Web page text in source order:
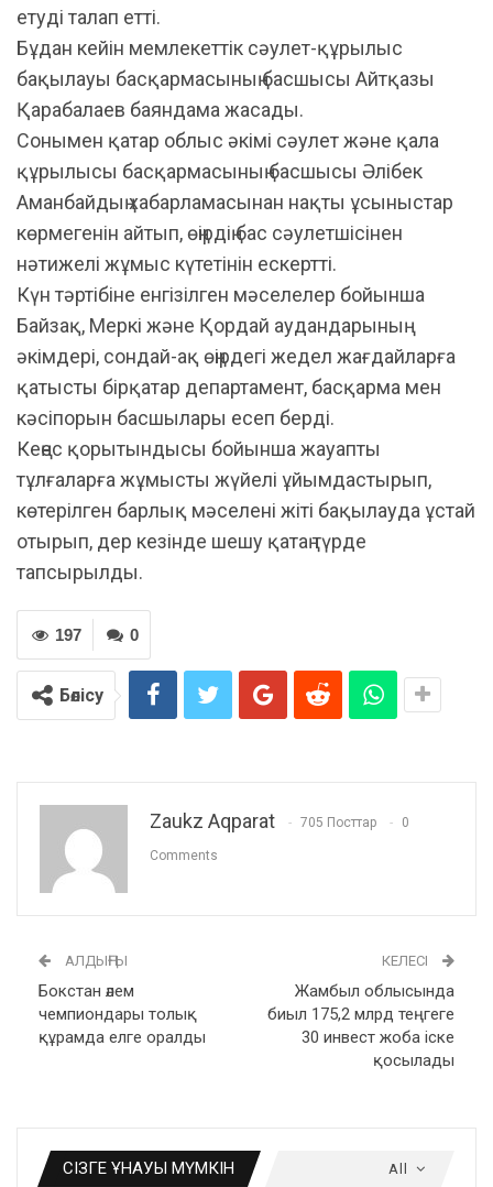
етуді талап етті.
Бұдан кейін мемлекеттік сәулет-құрылыс
бақылауы басқармасының басшысы Айтқазы
Қарабалаев баяндама жасады.
Сонымен қатар облыс әкімі сәулет және қала
құрылысы басқармасының басшысы Әлібек
Аманбайдың хабарламасынан нақты ұсыныстар
көрмегенін айтып, өңірдің бас сәулетшісінен
нәтижелі жұмыс күтетінін ескертті.
Күн тәртібіне енгізілген мәселелер бойынша
Байзақ, Меркі және Қордай аудандарының
әкімдері, сондай-ақ өңірдегі жедел жағдайларға
қатысты бірқатар департамент, басқарма мен
кәсіпорын басшылары есеп берді.
Кеңес қорытындысы бойынша жауапты
тұлғаларға жұмысты жүйелі ұйымдастырып,
көтерілген барлық мәселені жіті бақылауда ұстай
отырып, дер кезінде шешу қатаң түрде
тапсырылды.
0
197
Бөлісу
Zaukz Aqparat 705 Посттар 0
Comments
АЛДЫҢҒЫ
Бокстан әлем
чемпиондары толық
құрамда елге оралды
КЕЛЕСІ
Жамбыл облысында
биыл 175,2 млрд теңгеге
30 инвест жоба іске
қосылады
All
СІЗГЕ ҰНАУЫ МҮМКІН